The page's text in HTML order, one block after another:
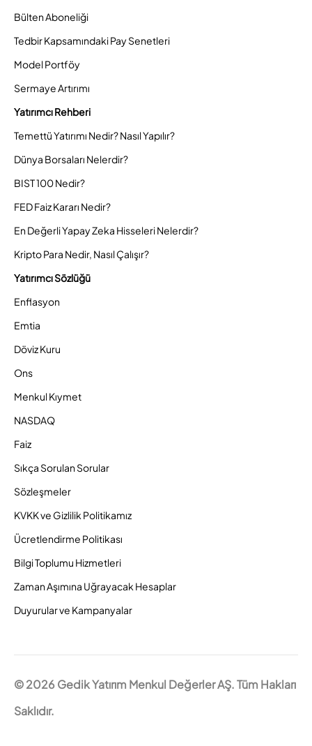
Bülten Aboneliği
Tedbir Kapsamındaki Pay Senetleri
Model Portföy
Sermaye Artırımı
Yatırımcı Rehberi
Temettü Yatırımı Nedir? Nasıl Yapılır?
Dünya Borsaları Nelerdir?
BIST 100 Nedir?
FED Faiz Kararı Nedir?
En Değerli Yapay Zeka Hisseleri Nelerdir?
Kripto Para Nedir, Nasıl Çalışır?
Yatırımcı Sözlüğü
Enflasyon
Emtia
Döviz Kuru
Ons
Menkul Kıymet
NASDAQ
Faiz
Sıkça Sorulan Sorular
Sözleşmeler
KVKK ve Gizlilik Politikamız
Ücretlendirme Politikası
Bilgi Toplumu Hizmetleri
Zaman Aşımına Uğrayacak Hesaplar
Duyurular ve Kampanyalar
© 2026 Gedik Yatırım Menkul Değerler AŞ. Tüm Hakları
Saklıdır.